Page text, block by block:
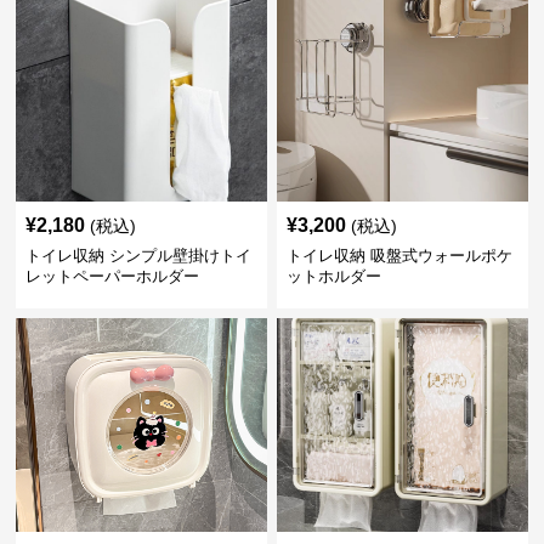
¥2,180 (税込)
トイレ収納 シンプル壁掛けトイ
レットペーパーホルダー
¥3,200 (税込)
トイレ収納 吸盤式ウォールポケ
ットホルダー